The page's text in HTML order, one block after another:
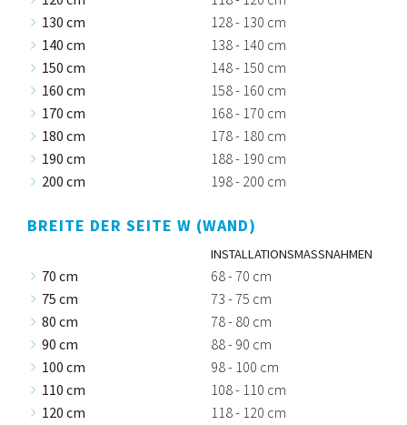
130 cm
128 - 130 cm
140 cm
138 - 140 cm
150 cm
148 - 150 cm
160 cm
158 - 160 cm
170 cm
168 - 170 cm
180 cm
178 - 180 cm
190 cm
188 - 190 cm
200 cm
198 - 200 cm
BREITE DER SEITE W (WAND)
INSTALLATIONSMASSNAHMEN
70 cm
68 - 70 cm
75 cm
73 - 75 cm
80 cm
78 - 80 cm
90 cm
88 - 90 cm
100 cm
98 - 100 cm
110 cm
108 - 110 cm
120 cm
118 - 120 cm